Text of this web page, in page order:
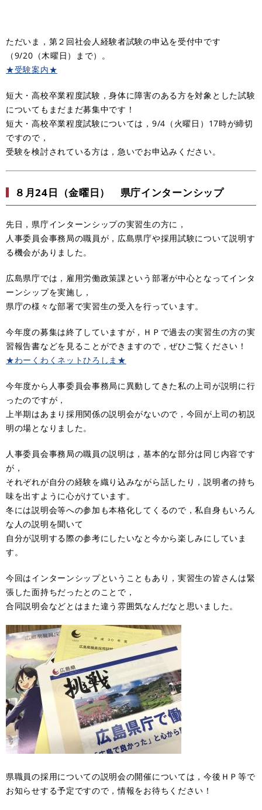
ただいま，第２回社会人経験者試験の申込を受付中です
（9/20（木曜日）まで）。
★受験案内★
短大・高校卒業程度試験，身体に障害のある方を対象とした試験
についてもまだまだ募集中です！
短大・高校卒業程度試験については，9/4（火曜日）17時が締切
ですので，
受験を検討されている方は，急いでお申込みください。
８月24日（金曜日） 県庁インターンシップ
先日，県庁インターンシップの実習生の方に，
人事委員会事務局の職員が，広島県庁や採用試験について説明す
る機会がありました。
広島県庁では，雇用労働政策課という部署が中心となってインタ
ーンシップを実施し，
県庁の様々な部署で実習生の受入を行っています。
今年度の募集は終了していますが，ＨＰで過去の実習生の方の実
習報告書などを見ることができますので，ぜひご覧ください！
★わーくわくネットひろしま★
今年度から人事委員会事務局に異動してきた私の上司が説明に行
ったのですが，
上半期はあまり採用関係の説明会がないので，今回が上司の初説
明の場となりました。
人事委員会事務局の職員の説明は，基本的な部分は同じ内容です
が，
それぞれが自分の経験を織り込みながら話したり，説明者の持ち
味を出すように心がけています。
冬には説明会等への参加も本格化してくるので，私自身もいろん
な人の説明を聞いて
自分が説明する際の参考にしたいなと今から楽しみにしていま
す。
今回はインターンシップということもあり，実習生の皆さんは緊
張した面持ちだったとのことで，
合同説明会などとはまた違う雰囲気なんだなと思いました。
県職員の採用についての説明会の開催については，今後ＨＰ等で
お知らせする予定ですので，情報をお待ちください！